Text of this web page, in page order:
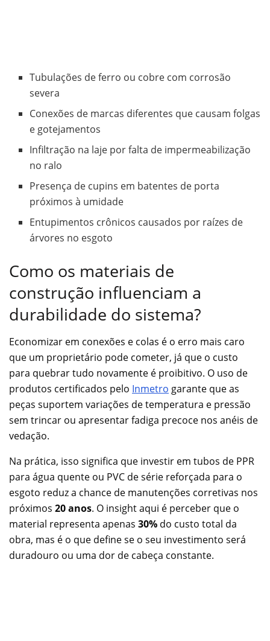
Tubulações de ferro ou cobre com corrosão
severa
Conexões de marcas diferentes que causam folgas
e gotejamentos
Infiltração na laje por falta de impermeabilização
no ralo
Presença de cupins em batentes de porta
próximos à umidade
Entupimentos crônicos causados por raízes de
árvores no esgoto
Como os materiais de
construção influenciam a
durabilidade do sistema?
Economizar em conexões e colas é o erro mais caro
que um proprietário pode cometer, já que o custo
para quebrar tudo novamente é proibitivo. O uso de
produtos certificados pelo Inmetro garante que as
peças suportem variações de temperatura e pressão
sem trincar ou apresentar fadiga precoce nos anéis de
vedação.
Na prática, isso significa que investir em tubos de PPR
para água quente ou PVC de série reforçada para o
esgoto reduz a chance de manutenções corretivas nos
próximos 20 anos. O insight aqui é perceber que o
material representa apenas 30% do custo total da
obra, mas é o que define se o seu investimento será
duradouro ou uma dor de cabeça constante.